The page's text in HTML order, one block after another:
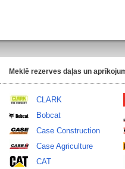
Meklē rezerves daļas un
CLARK
Bobcat
Case Construction
Case Agriculture
CAT